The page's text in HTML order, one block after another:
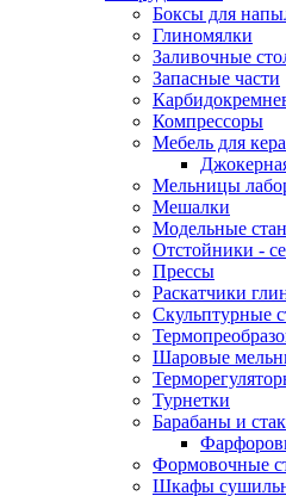
Боксы для
Глиномялки
Заливочные
Запасные части
Компрессоры
Мебель для
Мельницы
Мешалки
Модельные
Отстойники -
Прессы
Раскатчики
Скульптурные
Шаровые
Турнетки
Барабаны и
Формовочные
Шкафы